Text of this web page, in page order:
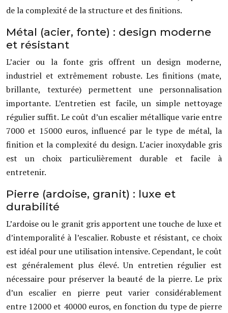
de la complexité de la structure et des finitions.
Métal (acier, fonte) : design moderne
et résistant
L’acier ou la fonte gris offrent un design moderne,
industriel et extrêmement robuste. Les finitions (mate,
brillante, texturée) permettent une personnalisation
importante. L’entretien est facile, un simple nettoyage
régulier suffit. Le coût d’un escalier métallique varie entre
7000 et 15000 euros, influencé par le type de métal, la
finition et la complexité du design. L’acier inoxydable gris
est un choix particulièrement durable et facile à
entretenir.
Pierre (ardoise, granit) : luxe et
durabilité
L’ardoise ou le granit gris apportent une touche de luxe et
d’intemporalité à l’escalier. Robuste et résistant, ce choix
est idéal pour une utilisation intensive. Cependant, le coût
est généralement plus élevé. Un entretien régulier est
nécessaire pour préserver la beauté de la pierre. Le prix
d’un escalier en pierre peut varier considérablement
entre 12000 et 40000 euros, en fonction du type de pierre